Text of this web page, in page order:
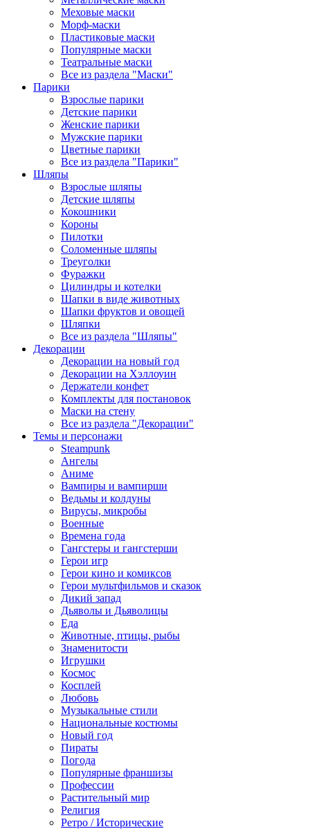
Меховые маски
Морф-маски
Пластиковые маски
Популярные маски
Театральные маски
Все из раздела "Маски"
Парики
Взрослые парики
Детские парики
Женские парики
Мужские парики
Цветные парики
Все из раздела "Парики"
Шляпы
Взрослые шляпы
Детские шляпы
Кокошники
Короны
Пилотки
Соломенные шляпы
Треуголки
Фуражки
Цилиндры и котелки
Шапки в виде животных
Шапки фруктов и овощей
Шляпки
Все из раздела "Шляпы"
Декорации
Декорации на новый год
Декорации на Хэллоуин
Держатели конфет
Комплекты для постановок
Маски на стену
Все из раздела "Декорации"
Темы и персонажи
Steampunk
Ангелы
Аниме
Вампиры и вампирши
Ведьмы и колдуны
Вирусы, микробы
Военные
Времена года
Гангстеры и гангстерши
Герои игр
Герои кино и комиксов
Герои мультфильмов и сказок
Дикий запад
Дьяволы и Дьяволицы
Еда
Животные, птицы, рыбы
Знаменитости
Игрушки
Космос
Косплей
Любовь
Музыкальные стили
Национальные костюмы
Новый год
Пираты
Погода
Популярные франшизы
Профессии
Растительный мир
Религия
Ретро / Исторические